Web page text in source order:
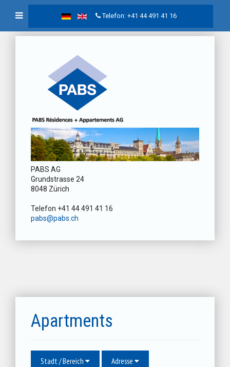
Telefon: +41 44 491 41 16
PABS AG
Grundstrasse 24
8048 Zürich
Telefon +41 44 491 41 16
pabs@pabs.ch
Apartments
Stadt / Bereich Adresse